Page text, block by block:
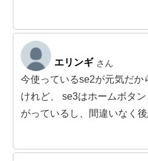
エリンギ さん
今使っているse2が元気だか
けれど、 se3はホームボタ
がっているし、間違いなく